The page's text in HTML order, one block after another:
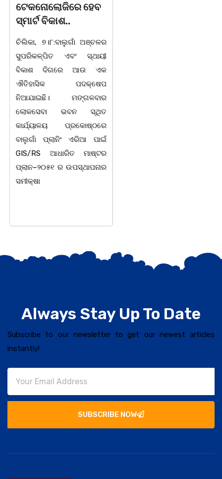
ଟେକନୋଲୋଜିରେ ହେବ
ସ୍ମାର୍ଟ ବିକାଶ..
ଚିଲିକା, ୭।୮:ବାଲୁଗାଁ ଅଞ୍ଚଳର
ସୁପରିକଳ୍ପିତ ଏବଂ ସ୍ଥାୟୀ
ବିକାଶ ଦିଗରେ ଆଉ ଏକ
ଐତିହାସିକ ପଦକ୍ଷେପ
ନିଆଯାଇଛି। ମଙ୍ଗଳବାର
ଲୋକସେବା ଭବନ ସ୍ଥିତ
କାର୍ଯ୍ୟାଳୟ ପ୍ରକୋଷ୍ଠରେ
ବାଲୁଗାଁ ପ୍ଲାନିଂ ଏରିଆ ପାଇଁ
GIS/RS ଆଧାରିତ ମାଷ୍ଟର
ପ୍ଲାନ–୨୦୫୧ ର ଉପସ୍ଥାପନାର
ସମୀକ୍ଷା
Always Stay Up To Date
Subscribe to our newsletter to get our newest articles
instantly!
SUBSCRIBE NOW